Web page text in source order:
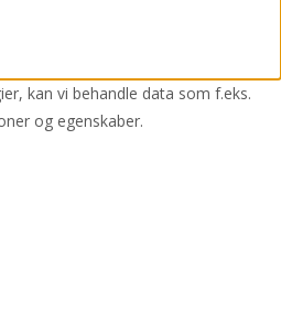
kan vi behandle data som f.eks.
og egenskaber.